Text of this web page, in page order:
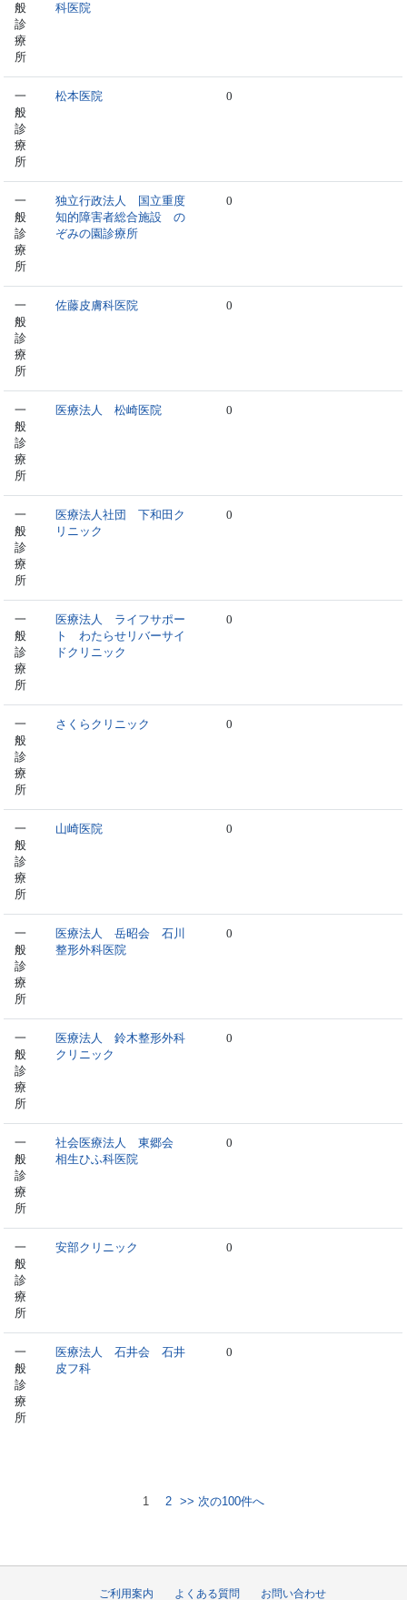
般
診
療
所
科医院
一
般
診
療
所
松本医院 0
一
般
診
療
所
独立行政法人 国立重度
知的障害者総合施設 の
ぞみの園診療所
0
一
般
診
療
所
佐藤皮膚科医院 0
一
般
診
療
所
医療法人 松崎医院 0
一
般
診
療
所
医療法人社団 下和田ク
リニック
0
一
般
診
療
所
医療法人 ライフサポー
ト わたらせリバーサイ
ドクリニック
0
一
般
診
療
所
さくらクリニック 0
一
般
診
療
所
山崎医院 0
一
般
診
療
所
医療法人 岳昭会 石川
整形外科医院
0
一
般
診
療
所
医療法人 鈴木整形外科
クリニック
0
一
般
診
療
所
社会医療法人 東郷会
相生ひふ科医院
0
一
般
診
療
所
安部クリニック 0
一
般
診
療
所
医療法人 石井会 石井
皮フ科
0
1 2 >> 次の100件へ
ご利用案内 よくある質問 お問い合わせ